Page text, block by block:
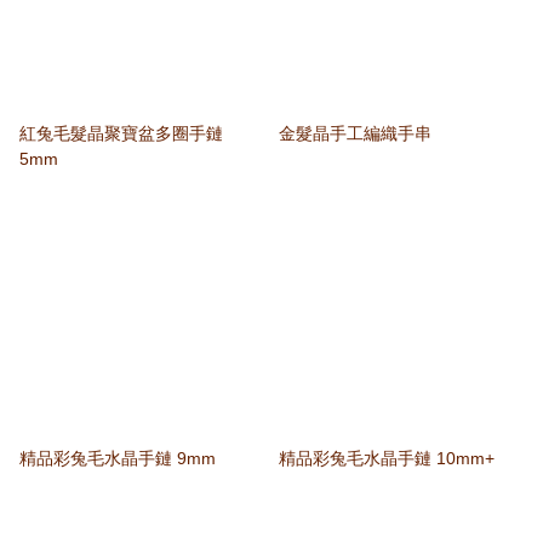
紅兔毛髮晶聚寶盆多圈手鏈
5mm
金髮晶手工編織手串
精品彩兔毛水晶手鏈 9mm 精品彩兔毛水晶手鏈 10mm+